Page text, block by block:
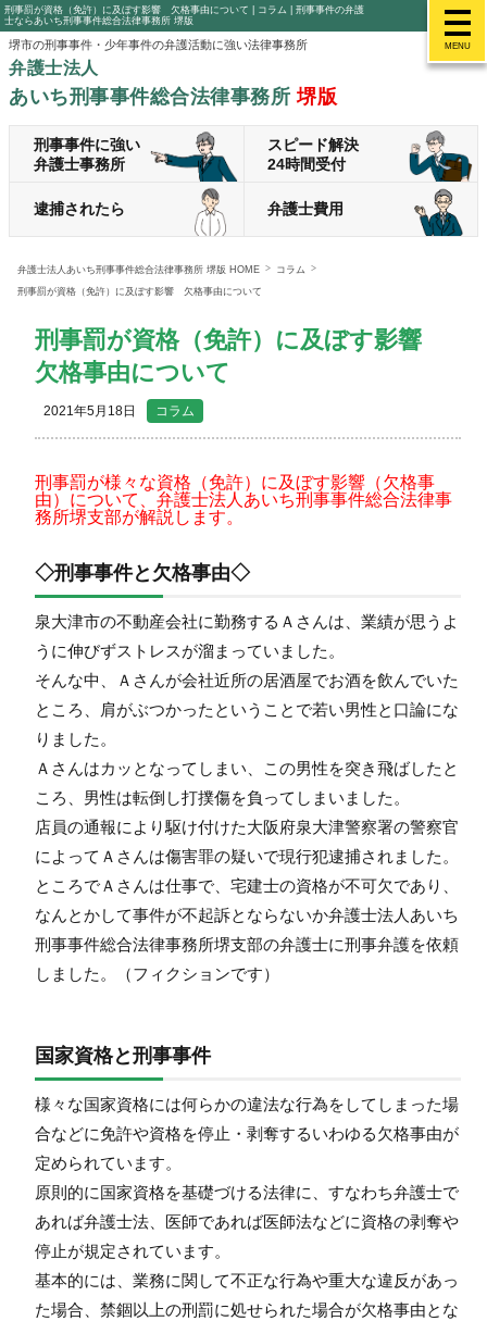
MENU
刑事罰が資格（免許）に及ぼす影響 欠格事由について | コラム | 刑事事件の弁護
士ならあいち刑事事件総合法律事務所 堺版
堺市の刑事事件・少年事件の弁護活動に強い法律事務所
弁護士法人
あいち刑事事件総合法律事務所堺版
刑事事件に強い
弁護士事務所
スピード解決
24時間受付
逮捕されたら 弁護士費用
弁護士法人あいち刑事事件総合法律事務所 堺版 HOME
コラム
刑事罰が資格（免許）に及ぼす影響 欠格事由について
刑事罰が資格（免許）に及ぼす影響
欠格事由について
2021年5月18日 コラム
刑事罰が様々な資格（免許）に及ぼす影響（欠格事
由）について、弁護士法人あいち刑事事件総合法律事
務所堺支部が解説します。
◇刑事事件と欠格事由◇
泉大津市の不動産会社に勤務するＡさんは、業績が思うよ
うに伸びずストレスが溜まっていました。
そんな中、Ａさんが会社近所の居酒屋でお酒を飲んでいた
ところ、肩がぶつかったということで若い男性と口論にな
りました。
Ａさんはカッとなってしまい、この男性を突き飛ばしたと
ころ、男性は転倒し打撲傷を負ってしまいました。
店員の通報により駆け付けた大阪府泉大津警察署の警察官
によってＡさんは傷害罪の疑いで現行犯逮捕されました。
ところでＡさんは仕事で、宅建士の資格が不可欠であり、
なんとかして事件が不起訴とならないか弁護士法人あいち
刑事事件総合法律事務所堺支部の弁護士に刑事弁護を依頼
しました。（フィクションです）
国家資格と刑事事件
様々な国家資格には何らかの違法な行為をしてしまった場
合などに免許や資格を停止・剥奪するいわゆる欠格事由が
定められています。
原則的に国家資格を基礎づける法律に、すなわち弁護士で
あれば弁護士法、医師であれば医師法などに資格の剥奪や
停止が規定されています。
基本的には、業務に関して不正な行為や重大な違反があっ
た場合、禁錮以上の刑罰に処せられた場合が欠格事由とな